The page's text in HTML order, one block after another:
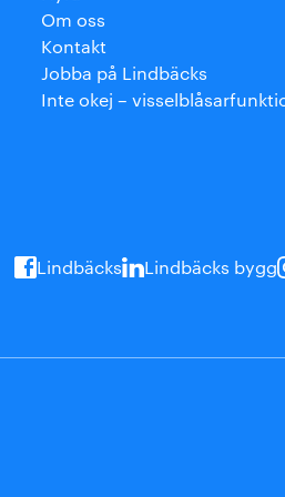
Om oss
Kontakt
Jobba på Lindbäcks
Inte okej –
Lindbäcks Lindbäcks bygg